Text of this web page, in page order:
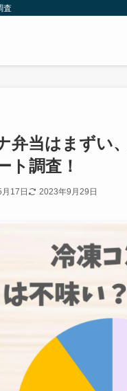
査
弁当はまずい
ト調査！
17日 2023年9月29日